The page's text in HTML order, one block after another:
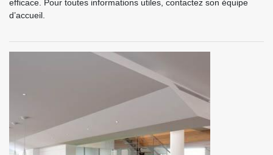
efficace. Pour toutes informations utiles, contactez son équipe
d’accueil.